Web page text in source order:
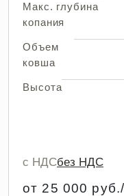
Макс. глубина
копания
Объем
ковша
Высота
с НДСбез НДС
от 25 000